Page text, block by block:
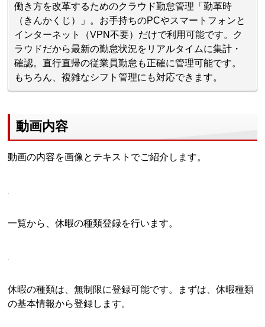
働き方を改革するためのクラウド勤怠管理「勤革時
（きんかくじ）」。お手持ちのPCやスマートフォンと
インターネット（VPN不要）だけで利用可能です。ク
ラウドだから最新の勤怠状況をリアルタイムに集計・
確認。直行直帰の従業員勤怠も正確に管理可能です。
もちろん、複雑なシフト管理にも対応できます。
動画内容
動画の内容を画像とテキストでご紹介します。
一覧から、休暇の種類登録を行います。
休暇の種類は、無制限に登録可能です。まずは、休暇種類
の基本情報から登録します。